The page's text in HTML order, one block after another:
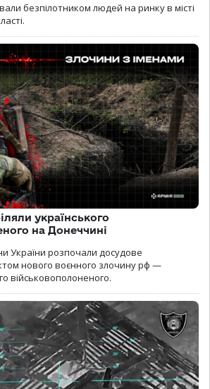
безпілотником людей на ринку в місті
українського
на Донеччині
України розпочали досудове
нового воєнного злочину рф —
військовополоненого.